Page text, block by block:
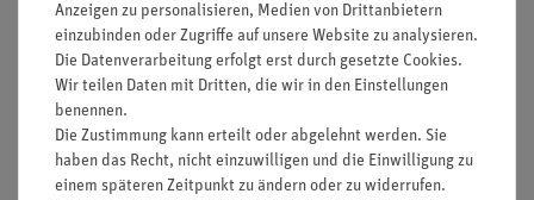
Wenn man Lineal oder Stricknadel zum Schwingen bringt, so
übertragen sich ihre Schwingungen auf die Luft, wo sie sich
als Schallwellen fortsetzen. Verlängert oder verkürzt man den
schwingenden Teil, durch Ziehen über die Tischkante, so
verändert sich der Ton. Hier bietet es sich an, diese
'Instrumente' tatsächlich auszuprobieren und zu diskutieren,
wie jeweils die Töne entstehen.
Anzeigen zu personalisieren, Medien von Drittanbietern
einzubinden oder Zugriffe auf unsere Website zu analysieren.
Die Datenverarbeitung erfolgt erst durch gesetzte Cookies.
Wir teilen Daten mit Dritten, die wir in den Einstellungen
benennen.
Die Zustimmung kann erteilt oder abgelehnt werden. Sie
haben das Recht, nicht einzuwilligen und die Einwilligung zu
einem späteren Zeitpunkt zu ändern oder zu widerrufen.